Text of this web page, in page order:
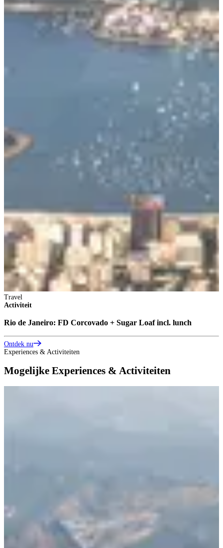
Travel
Activiteit
Rio de Janeiro: FD Corcovado + Sugar Loaf incl. lunch
Ontdek nu
Experiences & Activiteiten
Mogelijke Experiences & Activiteiten